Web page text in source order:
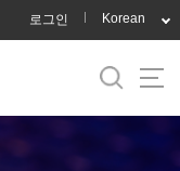
로그인 Korean